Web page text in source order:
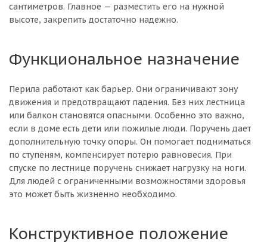
сантиметров. Главное — разместить его на нужной
высоте, закрепить достаточно надежно.
Функциональное назначение
Перила работают как барьер. Они ограничивают зону
движения и предотвращают падения. Без них лестница
или балкон становятся опасными. Особенно это важно,
если в доме есть дети или пожилые люди. Поручень дает
дополнительную точку опоры. Он помогает подниматься
по ступеням, компенсирует потерю равновесия. При
спуске по лестнице поручень снижает нагрузку на ноги.
Для людей с ограниченными возможностями здоровья
это может быть жизненно необходимо.
Конструктивное положение